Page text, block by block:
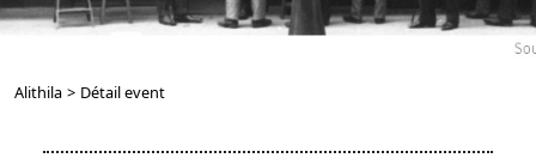
Alithila > Détail event